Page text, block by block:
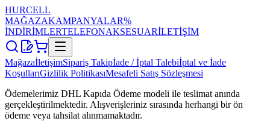
HURCELL
MAĞAZAKAMPANYALAR%
İNDİRİMLERTELEFONAKSESUARİLETİŞİM
MağazaİletişimSipariş Takipİade / İptal Talebiİptal ve İade
KoşullarıGizlilik PolitikasıMesafeli Satış Sözleşmesi
Ödemelerimiz DHL Kapıda Ödeme modeli ile teslimat anında
gerçekleştirilmektedir. Alışverişleriniz sırasında herhangi bir ön
ödeme veya tahsilat alınmamaktadır.